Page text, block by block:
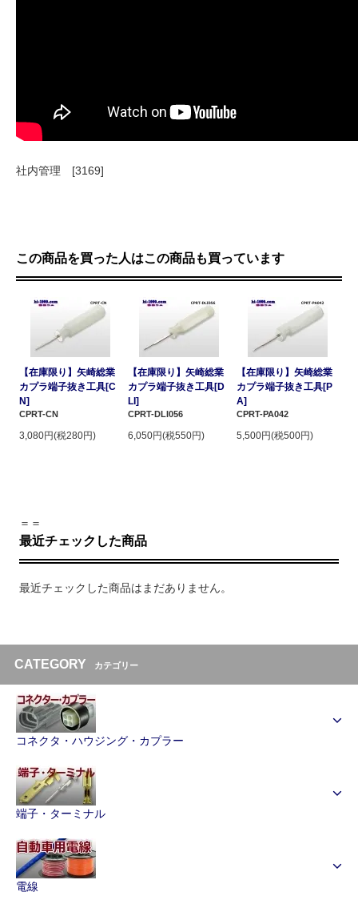
社内管理 [3169]
この商品を買った人はこの商品も買っています
【在庫限り】矢崎総業
カプラ端子抜き工具[C
N]
CPRT-CN
3,080円(税280円)
【在庫限り】矢崎総業
カプラ端子抜き工具[D
LI]
CPRT-DLI056
6,050円(税550円)
【在庫限り】矢崎総業
カプラ端子抜き工具[P
A]
CPRT-PA042
5,500円(税500円)
＝＝
最近チェックした商品
最近チェックした商品はまだありません。
CATEGORY カテゴリー
コネクタ・ハウジング・カプラー
端子・ターミナル
電線